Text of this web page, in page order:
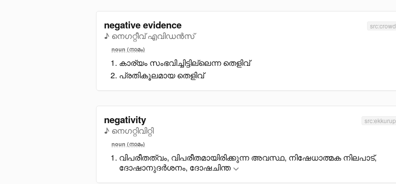
negative evidence
♪ നെഗറ്റീവ് എവിഡൻസ്
src:crowd
noun (നാമം)
കാര്യം സംഭവിച്ചിട്ടില്ലെന്ന തെളിവ്
പ്രതികൂലമായ തെളിവ്
negativity
♪ നെഗറ്റിവിറ്റി
src:ekkurup
noun (നാമം)
വിപരീതത്വം, വിപരീതമായിരിക്കുന്ന അവസ്ഥ, നിഷേധാത്മക നിലപാട്,
ദോഷാനുദർശനം, ദോഷചിന്ത